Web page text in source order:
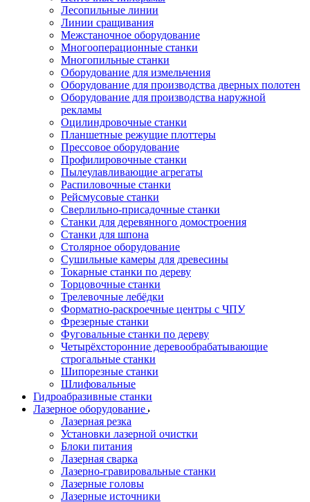
Лесопильные линии
Линии сращивания
Межстаночное оборудование
Многооперационные станки
Многопильные станки
Оборудование для измельчения
Оборудование для производства дверных полотен
Оборудование для производства наружной
рекламы
Оцилиндровочные станки
Планшетные режущие плоттеры
Прессовое оборудование
Профилировочные станки
Пылеулавливающие агрегаты
Распиловочные станки
Рейсмусовые станки
Сверлильно-присадочные станки
Станки для деревянного домостроения
Станки для шпона
Столярное оборудование
Сушильные камеры для древесины
Токарные станки по дереву
Торцовочные станки
Трелевочные лебёдки
Форматно-раскроечные центры с ЧПУ
Фрезерные станки
Фуговальные станки по дереву
Четырёхсторонние деревообрабатывающие
строгальные станки
Шипорезные станки
Шлифовальные
Гидроабразивные станки
Лазерное оборудование
Лазерная резка
Установки лазерной очистки
Блоки питания
Лазерная сварка
Лазерно-гравировальные станки
Лазерные головы
Лазерные источники